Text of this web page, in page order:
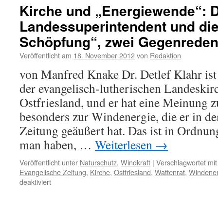
Hubertus-
Gottesdienst
in
Emden-
Borssum
Kirche und „Energiewende“:
Landessuperintendent und
Schöpfung“, zwei Gegenreden
Veröffentlicht am 18. November 2012von Redaktion
von Manfred Knake Dr. Detlef Klahr
der evangelisch-lutherischen
Ostfriesland, und er hat eine Meinung
besonders zur Windenergie, die er in
Zeitung geäußert hat. Das ist in
man haben, … Weiterlesen →
Veröffentlicht unter Naturschutz, Windkraft | Verschlagwortet mit
Evangelische Zeitung, Kirche, Ostfriesland, Wattenrat,
deaktiviertfür